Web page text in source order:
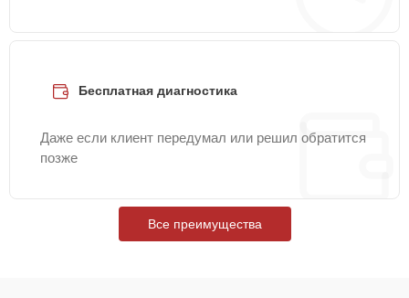
Бесплатная диагностика
Даже если клиент передумал или решил обратится
позже
Все преимущества